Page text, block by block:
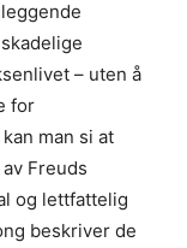
– uten å
for
man si at
Freuds
og lettfattelig
beskriver de